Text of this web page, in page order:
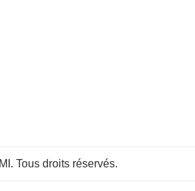
Tous droits réservés.